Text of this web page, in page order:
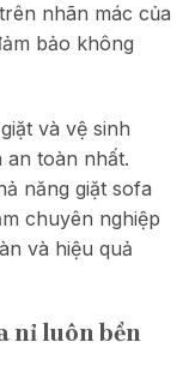
nhãn mác của
bảo không
và vệ sinh
an toàn nhất.
năng giặt sofa
chuyên nghiệp
và hiệu quả
nỉ luôn bền